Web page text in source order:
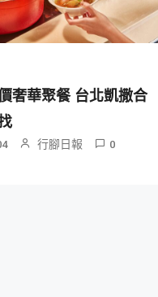
奢華聚餐 台北凱撒合
行腳日報 0